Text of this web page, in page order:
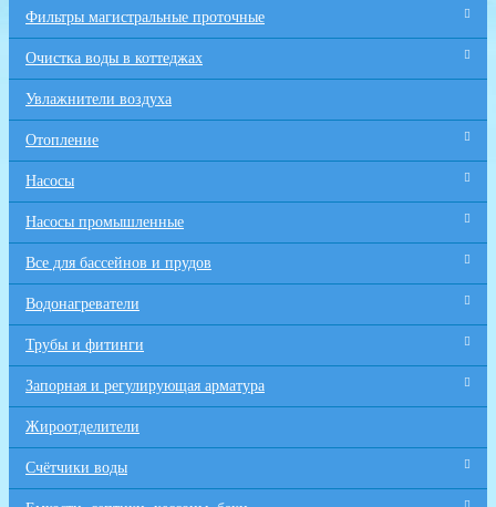
Фильтры магистральные проточные
Очистка воды в коттеджах
Увлажнители воздуха
Отопление
Насосы
Насосы промышленные
Все для бaссейнов и прудов
Водонагреватели
Трубы и фитинги
Запорная и регулирующая арматура
Жироотделители
Счётчики воды